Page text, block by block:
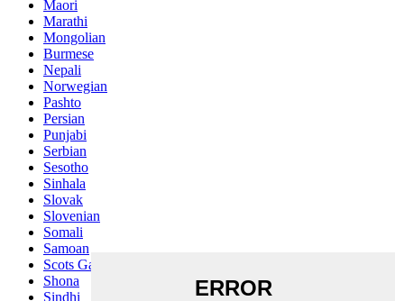
Maori
Marathi
Mongolian
Burmese
Nepali
Norwegian
Pashto
Persian
Punjabi
Serbian
Sesotho
Sinhala
Slovak
Slovenian
Somali
Samoan
Scots Gaelic
Shona
Sindhi